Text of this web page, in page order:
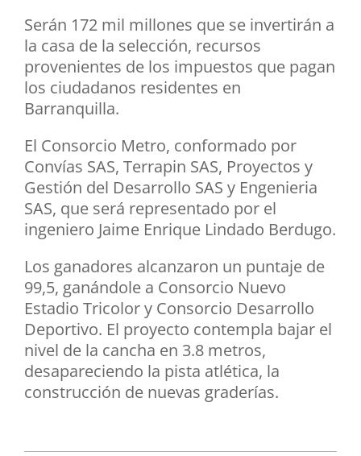
Serán 172 mil millones que se invertirán a
la casa de la selección, recursos
provenientes de los impuestos que pagan
los ciudadanos residentes en
Barranquilla.
El Consorcio Metro, conformado por
Convías SAS, Terrapin SAS, Proyectos y
Gestión del Desarrollo SAS y Engenieria
SAS, que será representado por el
ingeniero Jaime Enrique Lindado Berdugo.
Los ganadores alcanzaron un puntaje de
99,5, ganándole a Consorcio Nuevo
Estadio Tricolor y Consorcio Desarrollo
Deportivo. El proyecto contempla bajar el
nivel de la cancha en 3.8 metros,
desapareciendo la pista atlética, la
construcción de nuevas graderías.